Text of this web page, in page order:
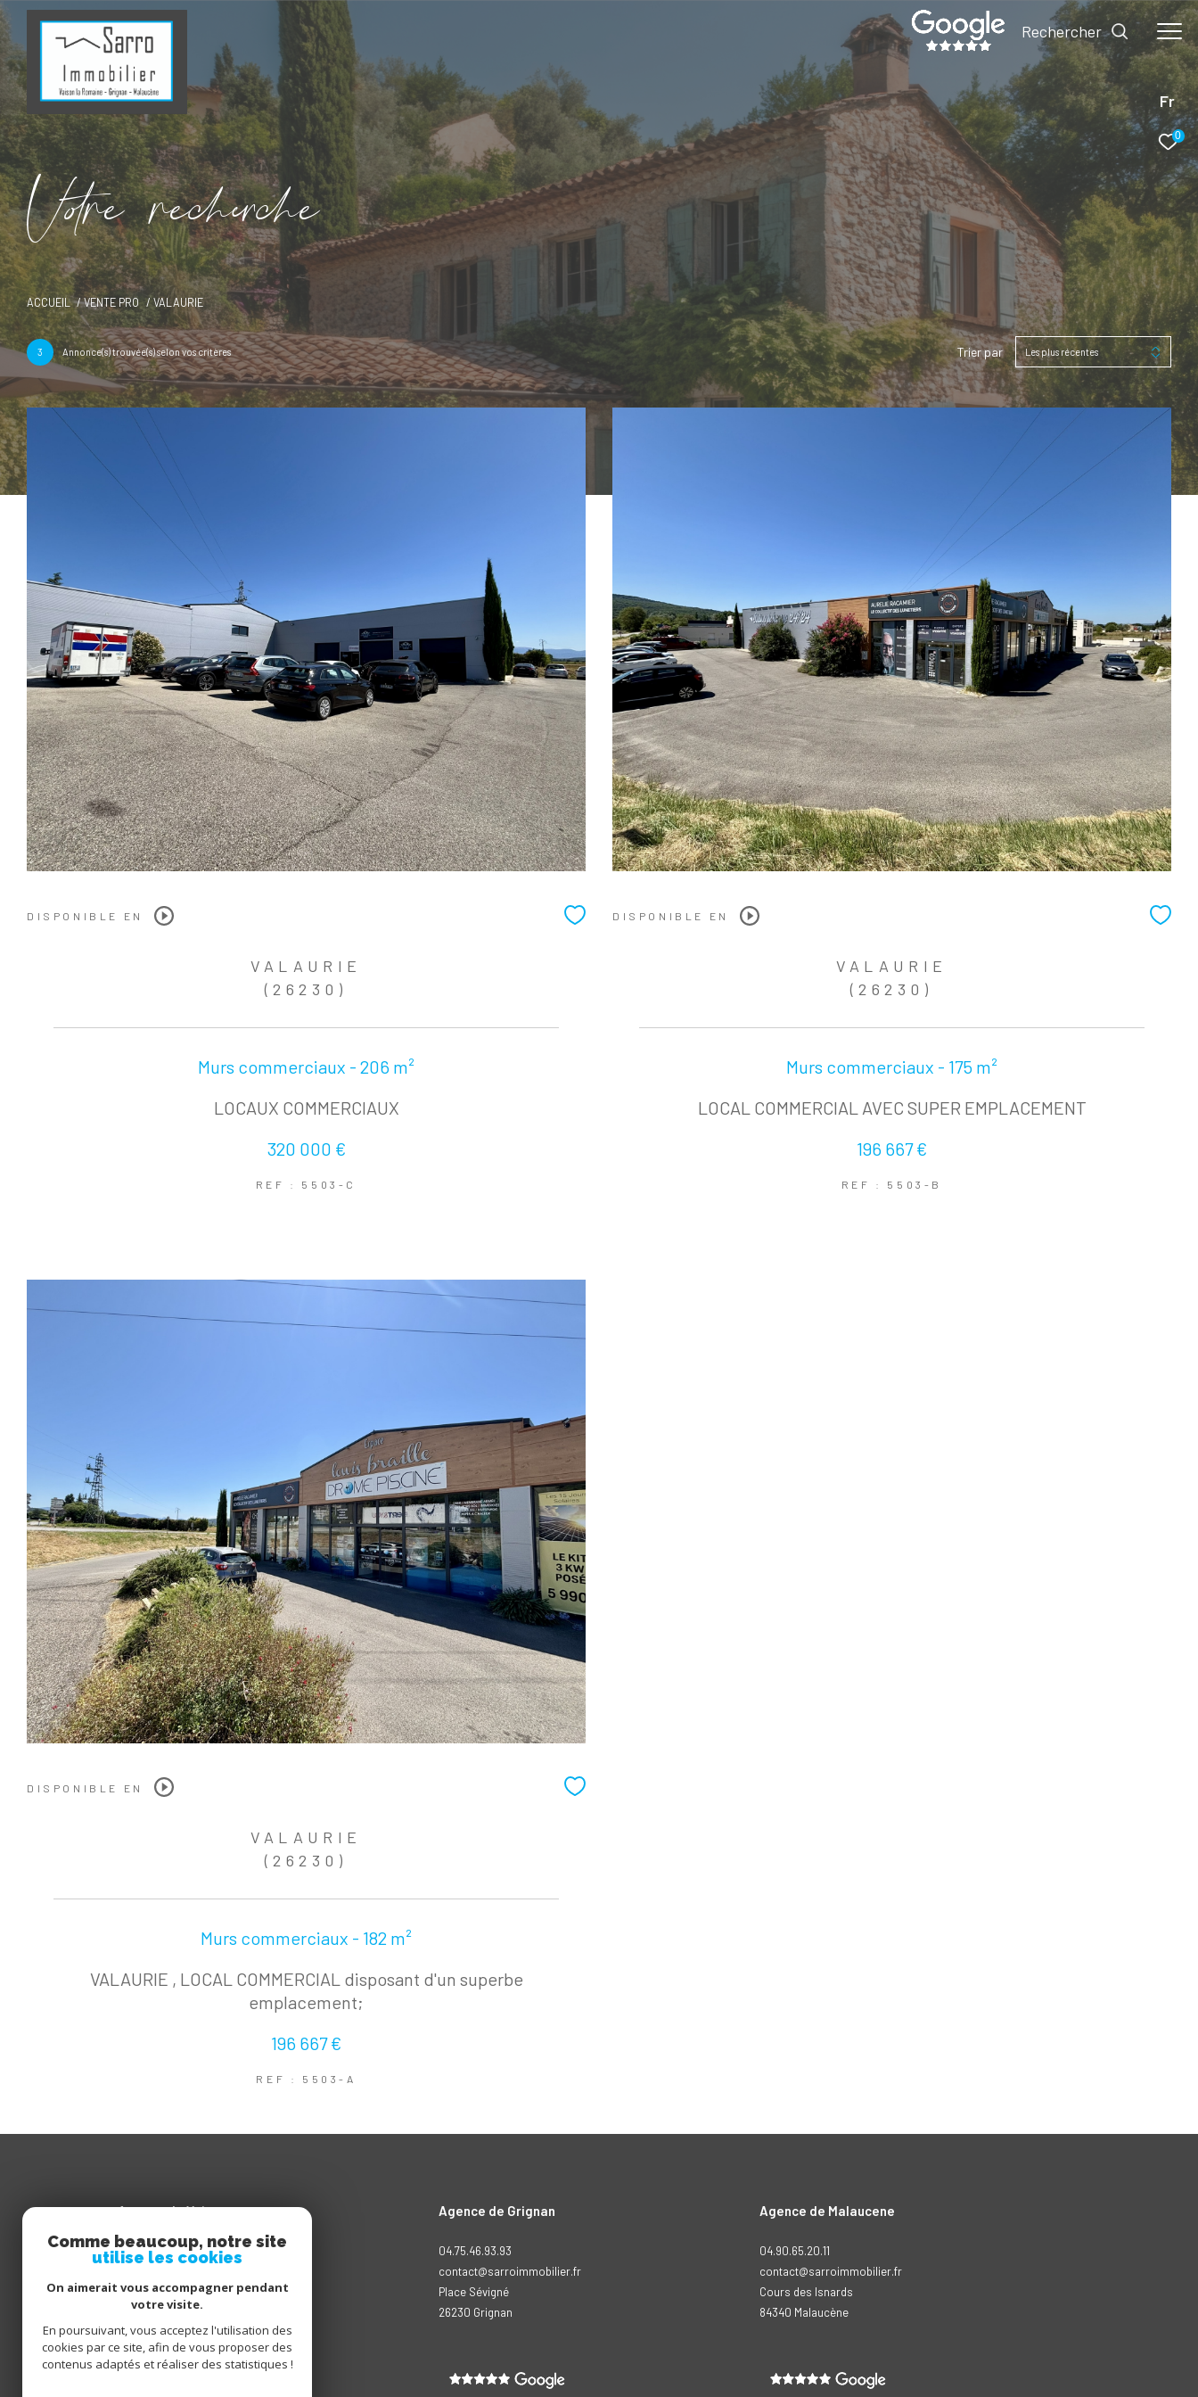
Fr
0
Rechercher
Vore recece
ACCUEIL VENTE PRO VALAURIE
3 Annonce(s) trouvée(s) selon vos critères Trier par Les plus récentes
DISPONIBLE EN
VALAURIE
(26230)
Murs commerciaux - 206 m²
LOCAUX COMMERCIAUX
320 000 €
REF : 5503-C
DISPONIBLE EN
VALAURIE
(26230)
Murs commerciaux - 175 m²
LOCAL COMMERCIAL AVEC SUPER EMPLACEMENT
196 667 €
REF : 5503-B
DISPONIBLE EN
VALAURIE
(26230)
Murs commerciaux - 182 m²
VALAURIE , LOCAL COMMERCIAL disposant d'un superbe
emplacement;
196 667 €
REF : 5503-A
Agence de Grignan
04.75.46.93.93
contact@sarroimmobilier.fr
Place Sévigné
26230
grignan
Agence de Malaucene
04.90.65.20.11
contact@sarroimmobilier.fr
Cours des Isnards
84340
malaucène
Agence de Vaison
04 90 28 82 83
1 Place Montfort
84110 vaison-la-romaine
Comme beaucoup, notre site
utilise les cookies
On aimerait vous accompagner pendant
votre visite.
En poursuivant, vous acceptez l'utilisation des
cookies par ce site, afin de vous proposer des
contenus adaptés et réaliser des statistiques !